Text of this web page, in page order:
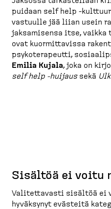
puidaan self help -​
vastuulle jää liian usein
jaksamisensa itse, vaikka
ovat kuormit­tavissa
psykote­ra­peutti,
Emilia Kujala, joka on
self help -​huijaussekä
Sisältöä ei voitu
Valitet­tavasti sisältöä ei
hyväksynyt evästeitä